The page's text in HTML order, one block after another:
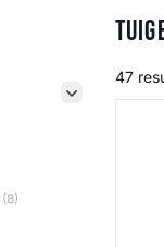
filter button
(8)
47